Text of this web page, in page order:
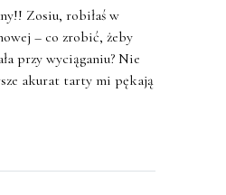
Zosiu, robiłaś w
– co zrobić, żeby
przy wyciąganiu? Nie
akurat tarty mi pękają